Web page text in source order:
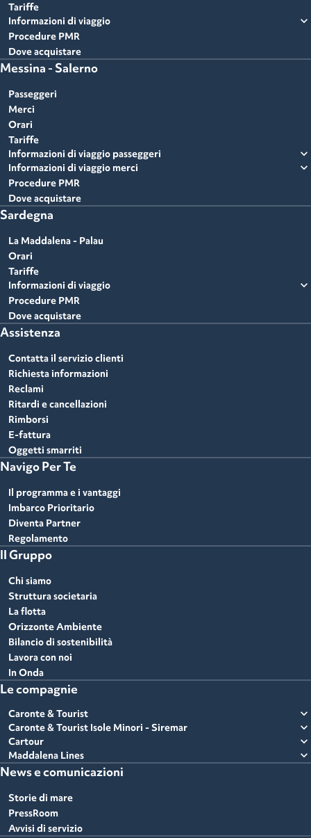
Tariffe
Informazioni di viaggio
expand_more
Procedure PMR
Dove acquistare
Messina - Salerno
Passeggeri
Merci
Orari
Tariffe
Informazioni di viaggio passeggeri
expand_more
Informazioni di viaggio merci expand_more
Procedure PMR
Dove acquistare
Sardegna
La Maddalena - Palau
Orari
Tariffe
Informazioni di viaggio
expand_more
Procedure PMR
Dove acquistare
Assistenza
Contatta il servizio clienti
Richiesta informazioni
Reclami
Ritardi e cancellazioni
Rimborsi
E-fattura
Oggetti smarriti
Navigo Per Te
Il programma e i vantaggi
Imbarco Prioritario
Diventa Partner
Regolamento
Il Gruppo
Chi siamo
Struttura societaria
La flotta
Orizzonte Ambiente
Bilancio di sostenibilità
Lavora con noi
In Onda
Le compagnie
Caronte & Tourist expand_more
Caronte & Tourist Isole Minori - Siremar expand_more
Cartour expand_more
Maddalena Lines expand_more
News e comunicazioni
Storie di mare
PressRoom
Avvisi di servizio